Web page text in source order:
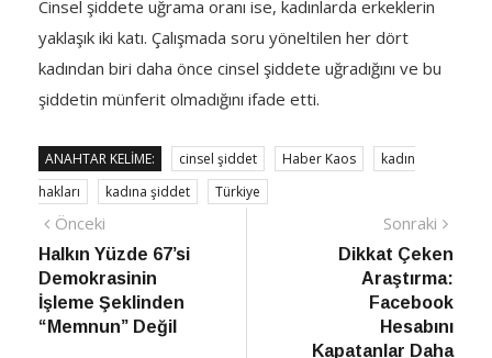
Cinsel şiddete uğrama oranı ise, kadınlarda erkeklerin
yaklaşık iki katı. Çalışmada soru yöneltilen her dört
kadından biri daha önce cinsel şiddete uğradığını ve bu
şiddetin münferit olmadığını ifade etti.
ANAHTAR KELIME: cinsel şiddet Haber Kaos
kadın
hakları
kadına şiddet Türkiye
Yazı
gezinmesi
Önceki
haber
Halkın Yüzde 67’si
Demokrasinin
İşleme Şeklinden
“Memnun” Değil
Sonraki
Dikkat Çeken
Araştırma:
Facebook
Hesabını
Kapatanlar Daha